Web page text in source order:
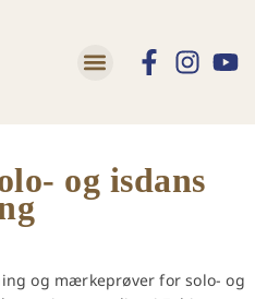
og isdans
og mærkeprøver for solo- og